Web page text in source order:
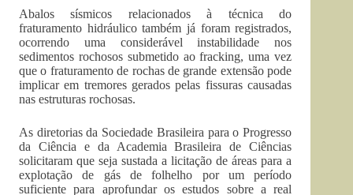
Abalos sísmicos relacionados à técnica do
fraturamento hidráulico também já foram registrados,
ocorrendo uma considerável instabilidade nos
sedimentos rochosos submetido ao fracking, uma vez
que o fraturamento de rochas de grande extensão pode
implicar em tremores gerados pelas fissuras causadas
nas estruturas rochosas.
As diretorias da Sociedade Brasileira para o Progresso
da Ciência e da Academia Brasileira de Ciências
solicitaram que seja sustada a licitação de áreas para a
explotação de gás de folhelho por um período
suficiente para aprofundar os estudos sobre a real